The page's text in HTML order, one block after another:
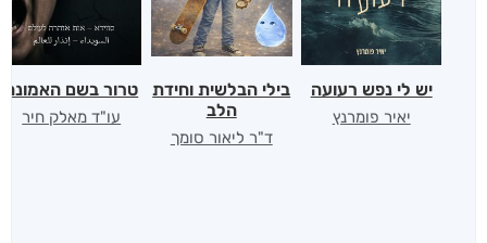
יש לי נפש רעועה
יאיר פומרנץ
בילי הבלשית וחידת
הלב
ד"ר ליאור סומך
טרור בשם האמונה
עו"ד מאלק חיר